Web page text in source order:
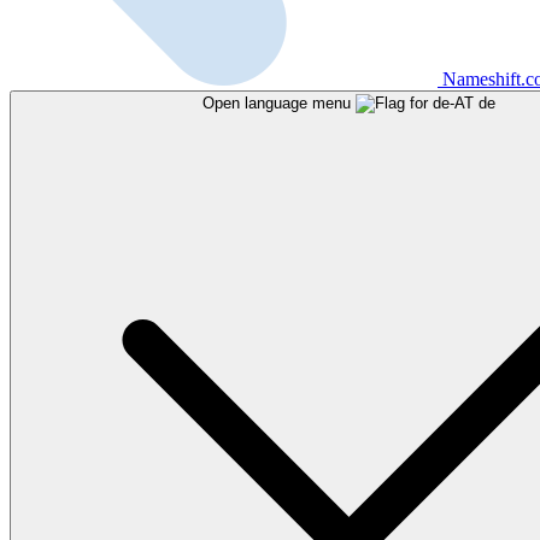
Open language menu de